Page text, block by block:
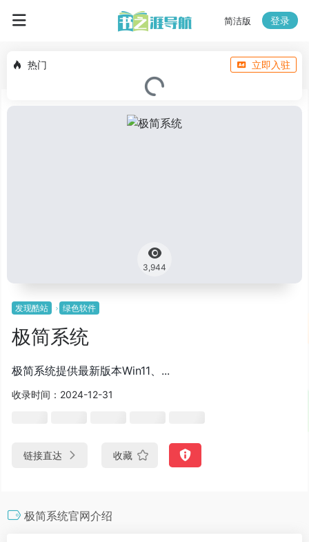
简洁版 登录
热门 立即入驻
3,944
发现酷站 绿色软件
极简系统
极简系统提供最新版本Win11、...
收录时间：2024-12-31
链接直达 收藏
极简系统官网介绍